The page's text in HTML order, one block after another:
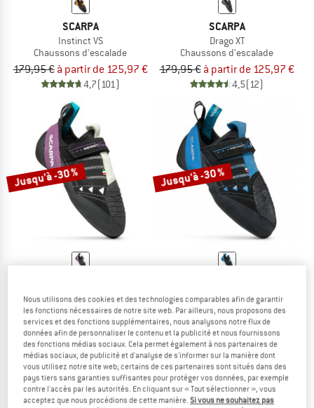
SCARPA
Instinct VS
Chaussons d'escalade
179,95 € à partir de 125,97 €
4,7(101)
SCARPA
Drago XT
Chaussons d'escalade
179,95 € à partir de 125,97 €
4,5(12)
Jusqu'à -30 %
Instinct VSR LV
Chaussons d'escalade
179,95 € à partir de 125,97 €
4,8(5)
Jusqu'à -30 %
Instinct VSR
Chaussons d'escalade
179,95 €à partir de 125,97 €
4,8(98)
Nous utilisons des cookies et des technologies comparables afin de garantir
les fonctions nécessaires de notre site web. Par ailleurs, nous proposons des
services et des fonctions supplémentaires, nous analysons notre flux de
données afin de personnaliser le contenu et la publicité et nous fournissons
des fonctions médias sociaux. Cela permet également à nos partenaires de
médias sociaux, de publicité et d'analyse de s'informer sur la manière dont
vous utilisez notre site web; certains de ces partenaires sont situés dans des
pays tiers sans garanties suffisantes pour protéger vos données, par exemple
contre l'accès par les autorités. En cliquant sur « Tout sélectionner », vous
acceptez que nous procédions de cette manière.Si vous ne souhaitez pas